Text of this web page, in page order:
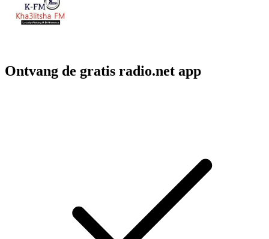
Ontvang de gratis radio.net app